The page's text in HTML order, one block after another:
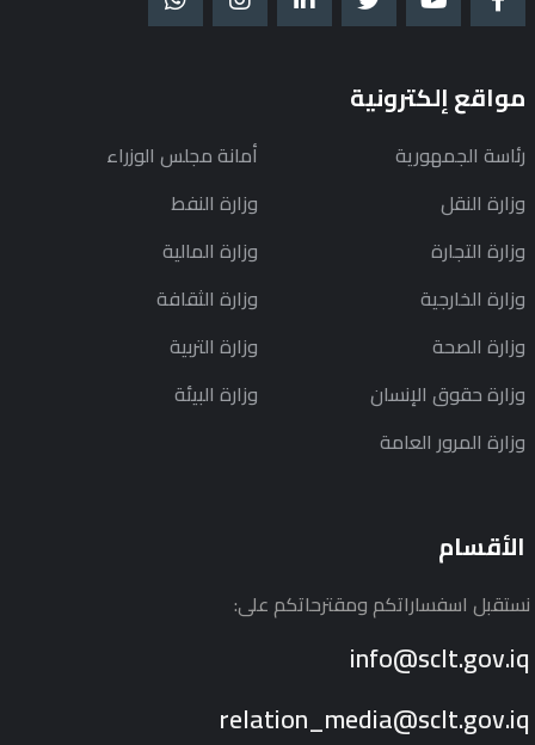
مواقع إلكترونية
رئاسة الجمهورية
أمانة مجلس الوزراء
وزارة النقل
وزارة النفط
وزارة التجارة
وزارة المالية
وزارة الخارجية
وزارة الثقافة
وزارة الصحة
وزارة التربية
وزارة حقوق الإنسان
وزارة البيئة
وزارة المرور العامة
الأقسام
نستقبل اسفساراتكم ومقترحاتكم على:
info@sclt.gov.iq
relation_media@sclt.gov.iq